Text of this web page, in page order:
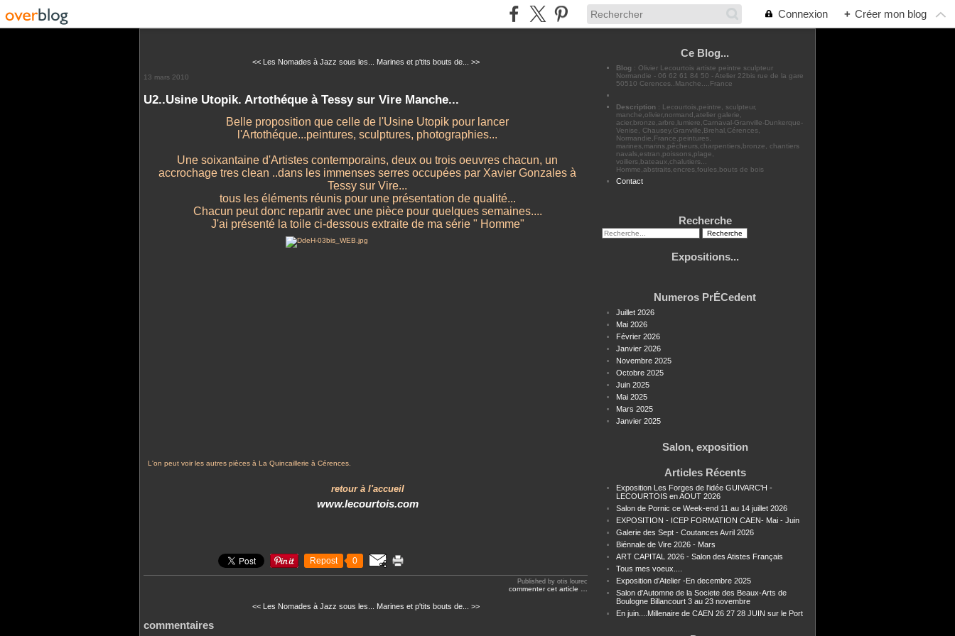
Connexion + Créer mon blog
<< Les Nomades à Jazz sous les... Marines et p'tits bouts de... >>
13 mars 2010
U2..Usine Utopik. Artothéque à Tessy sur Vire Manche...
Belle proposition que celle de l'Usine Utopik pour lancer
l'Artothéque...peintures, sculptures, photographies...
Une soixantaine d'Artistes contemporains, deux ou trois oeuvres chacun, un
accrochage tres clean ..dans les immenses serres occupées par Xavier Gonzales à
Tessy sur Vire...
tous les éléments réunis pour une présentation de qualité...
Chacun peut donc repartir avec une pièce pour quelques semaines....
J'ai présenté la toile ci-dessous extraite de ma série " Homme"
L'on peut voir les autres pièces à La Quincaillerie à Cérences.
retour à l'accueil
www.lecourtois.com
Repost 0
Published by otis lourec
commenter cet article
<< Les Nomades à Jazz sous les... Marines et p'tits bouts de... >>
commentaires
Ce Blog...
Blog : Olivier Lecourtois artiste peintre sculpteur
Normandie - 06 62 61 84 50 - Atelier 22bis rue de la gare
50510 Cerences..Manche....France
Description : Lecourtois,peintre, sculpteur,
manche,olivier,normand,atelier galerie,
acier,bronze,arbre,lumiere,Carnaval-Granville-Dunkerque-
Venise, Chausey,Granville,Brehal,Cérences,
Normandie,France,peintures,
marines,marins,pêcheurs,charpentiers,bronze, chantiers
navals,estran,poissons,plage,
voiliers,bateaux,chalutiers...
Homme,abstraits,encres,foules,bouts de bois
Contact
Recherche
Expositions...
Numeros PrÉCedent
Juillet 2026
Mai 2026
Février 2026
Janvier 2026
Novembre 2025
Octobre 2025
Juin 2025
Mai 2025
Mars 2025
Janvier 2025
Salon, exposition
Articles Récents
Exposition Les Forges de l'idée GUIVARC'H -
LECOURTOIS en AOUT 2026
Salon de Pornic ce Week-end 11 au 14 juillet 2026
EXPOSITION - ICEP FORMATION CAEN- Mai - Juin
Galerie des Sept - Coutances Avril 2026
Biénnale de Vire 2026 - Mars
ART CAPITAL 2026 - Salon des Atistes Français
Tous mes voeux....
Exposition d'Atelier -En decembre 2025
Salon d'Automne de la Societe des Beaux-Arts de
Boulogne Billancourt 3 au 23 novembre
En juin....Millenaire de CAEN 26 27 28 JUIN sur le Port